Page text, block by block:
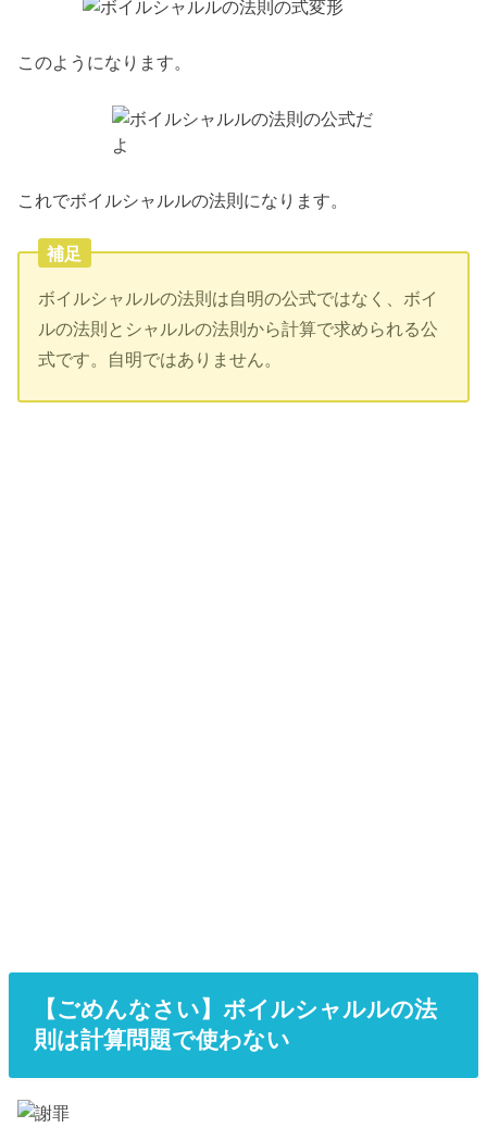
このようになります。
これでボイルシャルルの法則になります。
補足
ボイルシャルルの法則は自明の公式ではなく、ボイ
ルの法則とシャルルの法則から計算で求められる公
式です。自明ではありません。
【ごめんなさい】ボイルシャルルの法
則は計算問題で使わない